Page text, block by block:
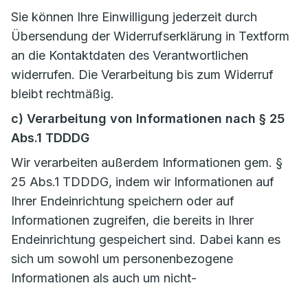
Sie können Ihre Einwilligung jederzeit durch
Übersendung der Widerrufserklärung in Textform
an die Kontaktdaten des Verantwortlichen
widerrufen. Die Verarbeitung bis zum Widerruf
bleibt rechtmäßig.
c) Verarbeitung von Informationen nach § 25
Abs.1 TDDDG
Wir verarbeiten außerdem Informationen gem. §
25 Abs.1 TDDDG, indem wir Informationen auf
Ihrer Endeinrichtung speichern oder auf
Informationen zugreifen, die bereits in Ihrer
Endeinrichtung gespeichert sind. Dabei kann es
sich um sowohl um personenbezogene
Informationen als auch um nicht-